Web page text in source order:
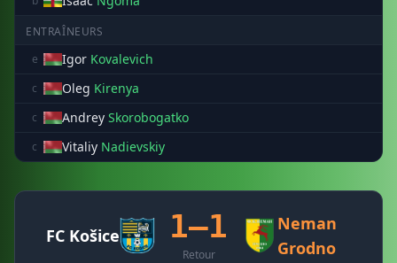
ENTRAÎNEURS
e
Igor Kovalevich
c Oleg Kirenya
c Andrey Skorobogatko
c Vitaliy Nadievskiy
FC Košice 1–1
Retour
Neman
Grodno